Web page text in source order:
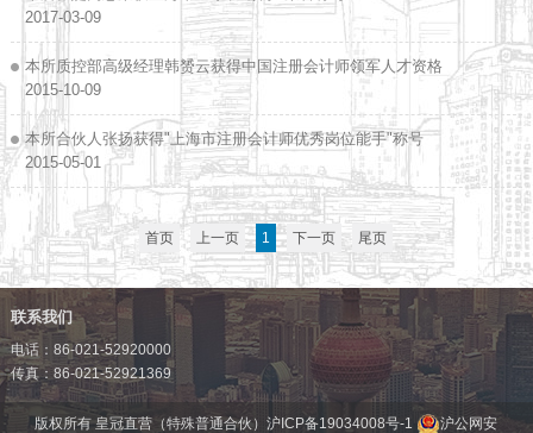
2017-03-09
本所质控部高级经理韩赟云获得中国注册会计师领军人才资格
2015-10-09
本所合伙人张扬获得"上海市注册会计师优秀岗位能手"称号
2015-05-01
首页 上一页 1 下一页 尾页
联系我们
电话：86-021-52920000
传真：86-021-52921369
版权所有 皇冠直营（特殊普通合伙）沪ICP备19034008号-1 沪公网安